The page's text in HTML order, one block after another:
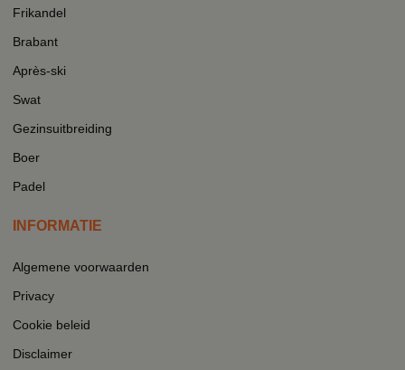
Frikandel
Brabant
Après-ski
Swat
Gezinsuitbreiding
Boer
Padel
INFORMATIE
Algemene voorwaarden
Privacy
Cookie beleid
Disclaimer